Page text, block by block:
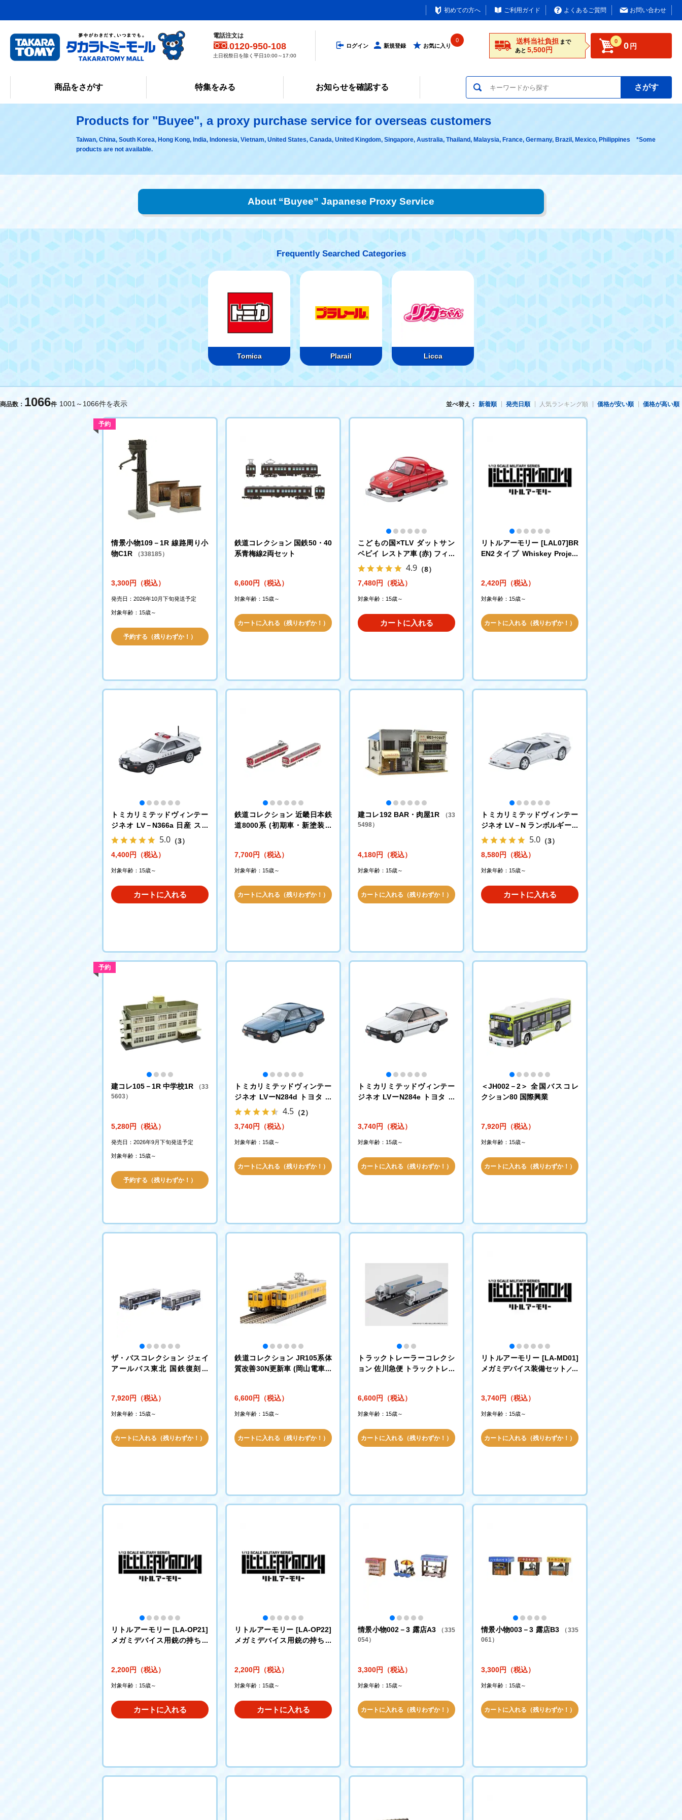
初めての方へ ご利用ガイド よくあるご質問 お問い合わせ
電話注文は
0120-950-108
土日祝祭日を除く平日10:00～17:00
ログイン 新規登録 お気に入り
0 送料当社負担 まで
あと 5,500円
0 0 円
商品をさがす 特集をみる お知らせを確認する さがす
Products for "Buyee", a proxy purchase service for overseas customers
Taiwan, China, South Korea, Hong Kong, India, Indonesia, Vietnam, United States, Canada, United Kingdom, Singapore, Australia, Thailand, Malaysia, France, Germany, Brazil, Mexico, Philippines *Some
products are not available.
About “Buyee” Japanese Proxy Service
Frequently Searched Categories
Tomica Plarail Licca
商品数： 1066件 1001～1066件を表示 並べ替え： 新着順 発売日順 人気ランキング順 価格が安い順 価格が高い順
情景小物109－1R 線路周り小
物C1R
（338185）
3,300円（税込）
予約
発売日：2026年10月下旬発送予定
対象年齢：15歳～
予約する（残りわずか！）
鉄道コレクション 国鉄50・40
系青梅線2両セット
6,600円（税込）
対象年齢：15歳～
カートに入れる（残りわずか！）
こどもの国×TLV ダットサン
ベビイ レストア車 (赤) フィギ
ュア付
4.9 （8）
7,480円（税込）
対象年齢：15歳～
カートに入れる
リトルアーモリー [LAL07]BR
EN2タイプ Whiskey Project
2,420円（税込）
対象年齢：15歳～
カートに入れる（残りわずか！）
トミカリミテッドヴィンテー
ジネオ LV－N366a 日産 スカ
イライン 2ドア スポーツクー
ペ 25GT TURBO パトロール
カー(山梨県警察)
5.0 （3）
4,400円（税込）
対象年齢：15歳～
カートに入れる
鉄道コレクション 近畿日本鉄
道8000系 (初期車・新塗装・
7,700円（税込）
対象年齢：15歳～
カートに入れる（残りわずか！）
建コレ192 BAR・肉屋1R
（33
5498）
4,180円（税込）
対象年齢：15歳～
カートに入れる（残りわずか！）
トミカリミテッドヴィンテー
ジネオ LV－N ランボルギーニ
ディアブロ SE30イオタ (白)
5.0 （3）
8,580円（税込）
対象年齢：15歳～
カートに入れる
建コレ105－1R 中学校1R
（33
5603）
5,280円（税込）
予約
発売日：2026年9月下旬発送予定
対象年齢：15歳～
予約する（残りわずか！）
トミカリミテッドヴィンテー
ジネオ LVーN284d トヨタ カ
ローラレビン 2ドアGT (青) 83
年式
4.5 （2）
3,740円（税込）
対象年齢：15歳～
カートに入れる（残りわずか！）
トミカリミテッドヴィンテー
ジネオ LVーN284e トヨタ カ
3,740円（税込）
対象年齢：15歳～
カートに入れる（残りわずか！）
＜JH002－2＞ 全国バスコレ
クション80 国際興業
7,920円（税込）
対象年齢：15歳～
カートに入れる（残りわずか！）
ザ・バスコレクション ジェイ
アールバス東北 国鉄復刻バ
7,920円（税込）
対象年齢：15歳～
カートに入れる（残りわずか！）
鉄道コレクション JR105系体
質改善30N更新車 (岡山電車支
6,600円（税込）
対象年齢：15歳～
カートに入れる（残りわずか！）
トラックトレーラーコレクシ
ョン 佐川急便 トラックトレー
6,600円（税込）
対象年齢：15歳～
カートに入れる（残りわずか！）
リトルアーモリー [LA-MD01]
メガミデバイス装備セット／A
3,740円（税込）
対象年齢：15歳～
カートに入れる（残りわずか！）
リトルアーモリー [LA-OP21]
メガミデバイス用銃の持ち手
2,200円（税込）
対象年齢：15歳～
カートに入れる
リトルアーモリー [LA-OP22]
メガミデバイス用銃の持ち手
2,200円（税込）
対象年齢：15歳～
カートに入れる
情景小物002－3 露店A3
（335
054）
3,300円（税込）
対象年齢：15歳～
カートに入れる（残りわずか！）
情景小物003－3 露店B3
（335
061）
3,300円（税込）
対象年齢：15歳～
カートに入れる（残りわずか！）